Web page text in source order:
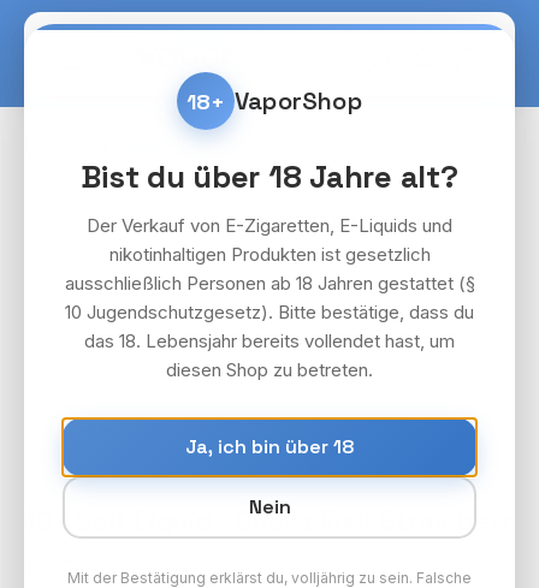
Zum Hauptinhalt springen
Bildergalerie überspringen
10x Salt Liquid - Guava Kiwi Strawberr
SALT Liquid Paket
18+ VaporShop
Bist du über 18 Jahre alt?
Der Verkauf von E-Zigaretten, E-Liquids und
nikotinhaltigen Produkten ist gesetzlich
ausschließlich Personen ab 18 Jahren gestattet (§
10 Jugendschutzgesetz). Bitte bestätige, dass du
das 18. Lebensjahr bereits vollendet hast, um
diesen Shop zu betreten.
Ja, ich bin über 18
Nein
Mit der Bestätigung erklärst du, volljährig zu sein. Falsche